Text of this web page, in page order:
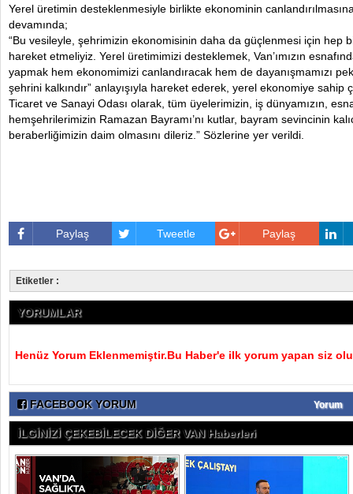
Yerel üretimin desteklenmesiyle birlikte ekonominin
devamında;
“Bu vesileyle, şehrimizin ekonomisinin daha da güçlenmesi için hep
hareket etmeliyiz. Yerel üretimimizi desteklemek, Van’ımızın
yapmak hem ekonomimizi canlandıracak hem de dayanışmamızı
şehrini kalkındır” anlayışıyla hareket ederek, yerel ekonomiye sahip
Ticaret ve Sanayi Odası olarak, tüm üyelerimizin, iş dünyamızın,
hemşehrilerimizin Ramazan Bayramı’nı kutlar, bayram sevincinin
beraberliğimizin daim olmasını dileriz.” Sözlerine yer verildi.
Paylaş Tweetle Paylaş
Etiketler :
YORUMLAR
Henüz Yorum Eklenmemiştir.Bu Haber'e ilk yorum yapan siz
FACEBOOK YORUM Yorum
İLGİNİZİ ÇEKEBİLECEK DİĞER VAN Haberleri